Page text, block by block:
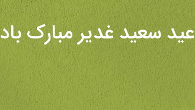
عید سعید غدیر مبارک باد